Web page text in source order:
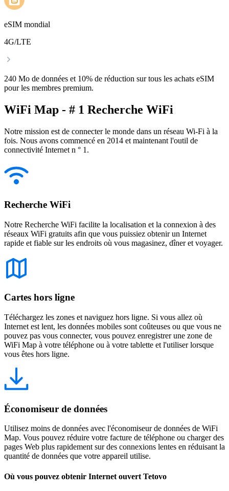
eSIM mondial
4G/LTE
240 Mo de données et 10% de réduction sur tous les achats eSIM
pour les membres premium.
WiFi Map - # 1 Recherche WiFi
Notre mission est de connecter le monde dans un réseau Wi-Fi à la
fois. Nous avons commencé en 2014 et maintenant l'outil de
connectivité Internet n ° 1.
Recherche WiFi
Notre Recherche WiFi facilite la localisation et la connexion à des
réseaux WiFi gratuits afin que vous puissiez obtenir un Internet
rapide et fiable sur les endroits où vous magasinez, dîner et voyager.
Cartes hors ligne
Téléchargez les zones et naviguez hors ligne. Si vous allez où
Internet est lent, les données mobiles sont coûteuses ou que vous ne
pouvez pas vous connecter, vous pouvez enregistrer une zone de
WiFi Map à votre téléphone ou à votre tablette et l'utiliser lorsque
vous êtes hors ligne.
Économiseur de données
Utilisez moins de données avec l'économiseur de données de WiFi
Map. Vous pouvez réduire votre facture de téléphone ou charger des
pages Web plus rapidement sur des connexions lentes en réduisant la
quantité de données que votre appareil utilise.
Où vous pouvez obtenir Internet ouvert Tetovo